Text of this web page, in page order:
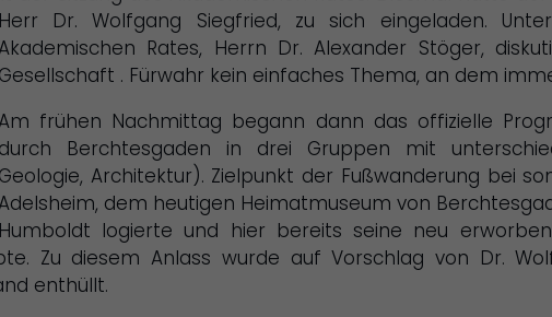
Herr Dr. Wolfgang Siegfried, zu sich eingeladen.
Rates, Herrn Dr. Alexander Stöger,
Gesellschaft . Fürwahr kein einfaches Thema, an dem
frühen Nachmittag begann dann das offizielle
durch Berchtesgaden in drei Gruppen mit
Geologie, Architektur). Zielpunkt der Fußwanderung bei
dem heutigen Heimatmuseum von
Humboldt logierte und hier bereits seine neu
Zu diesem Anlass wurde auf Vorschlag von Dr.
enthüllt.